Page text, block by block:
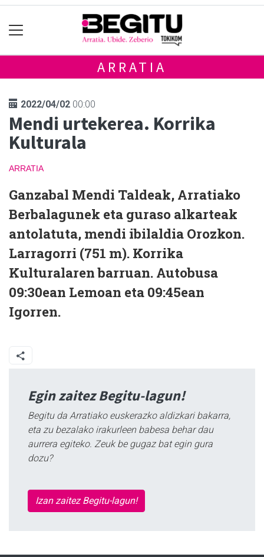
ARRATIA
2022/04/02 00:00
Mendi urtekerea. Korrika
Kulturala
ARRATIA
Ganzabal Mendi Taldeak, Arratiako
Berbalagunek eta guraso alkarteak
antolatuta, mendi ibilaldia Orozkon.
Larragorri (751 m). Korrika
Kulturalaren barruan. Autobusa
09:30ean Lemoan eta 09:45ean
Igorren.
Egin zaitez Begitu-lagun!
Begitu da Arratiako euskerazko aldizkari bakarra,
eta zu bezalako irakurleen babesa behar dau
aurrera egiteko. Zeuk be gugaz bat egin gura
dozu?
Izan zaitez Begitu-lagun!